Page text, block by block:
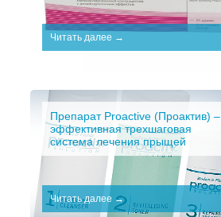
Читать далее →
Препарат Proactive (Проактив) –
эффективная трехшаговая
система лечения прыщей
Читать далее →